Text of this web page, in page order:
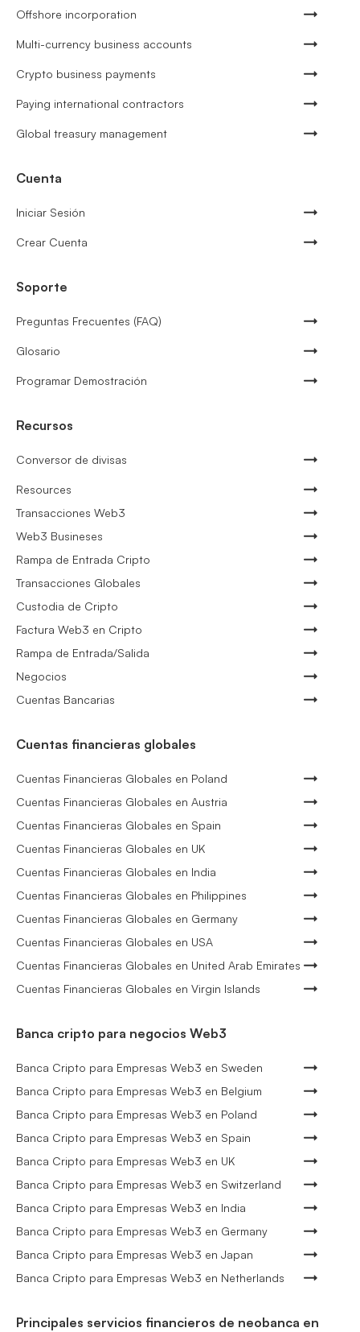
Offshore incorporation
Multi-currency business accounts
Crypto business payments
Paying international contractors
Global treasury management
Cuenta
Iniciar Sesión
Crear Cuenta
Soporte
Preguntas Frecuentes (FAQ)
Glosario
Programar Demostración
Recursos
Conversor de divisas
Resources
Transacciones Web3
Web3 Busineses
Rampa de Entrada Cripto
Transacciones Globales
Custodia de Cripto
Factura Web3 en Cripto
Rampa de Entrada/Salida
Negocios
Cuentas Bancarias
Cuentas financieras globales
Cuentas Financieras Globales en Poland
Cuentas Financieras Globales en Austria
Cuentas Financieras Globales en Spain
Cuentas Financieras Globales en UK
Cuentas Financieras Globales en India
Cuentas Financieras Globales en Philippines
Cuentas Financieras Globales en Germany
Cuentas Financieras Globales en USA
Cuentas Financieras Globales en United Arab Emirates
Cuentas Financieras Globales en Virgin Islands
Banca cripto para negocios Web3
Banca Cripto para Empresas Web3 en Sweden
Banca Cripto para Empresas Web3 en Belgium
Banca Cripto para Empresas Web3 en Poland
Banca Cripto para Empresas Web3 en Spain
Banca Cripto para Empresas Web3 en UK
Banca Cripto para Empresas Web3 en Switzerland
Banca Cripto para Empresas Web3 en India
Banca Cripto para Empresas Web3 en Germany
Banca Cripto para Empresas Web3 en Japan
Banca Cripto para Empresas Web3 en Netherlands
Principales servicios financieros de neobanca en